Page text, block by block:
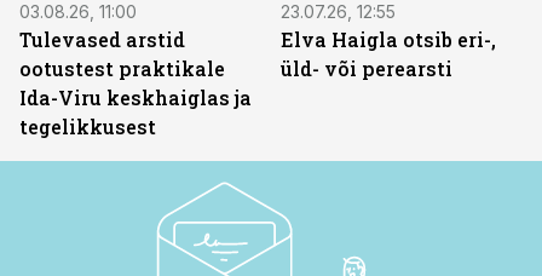
03.08.26, 11:00
Tulevased arstid
ootustest praktikale
Ida-Viru keskhaiglas ja
tegelikkusest
23.07.26, 12:55
Elva Haigla otsib eri-,
üld- või perearsti